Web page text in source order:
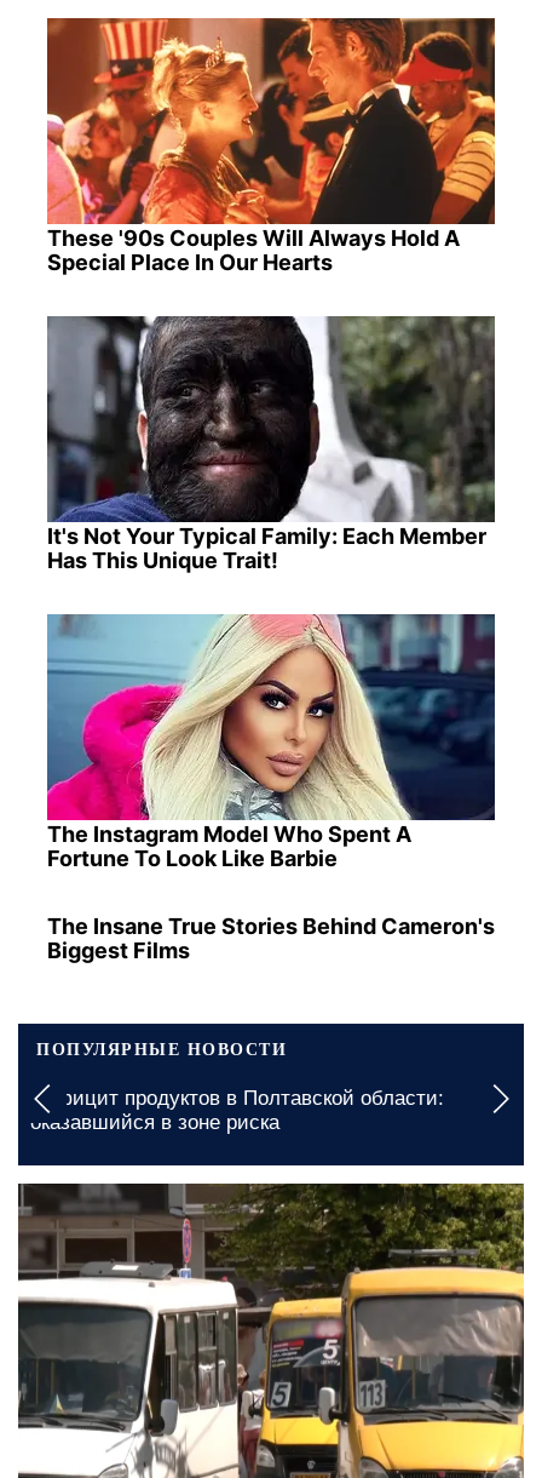
These '90s Couples Will Always Hold A
Special Place In Our Hearts
It's Not Your Typical Family: Each Member
Has This Unique Trait!
The Instagram Model Who Spent A
Fortune To Look Like Barbie
The Insane True Stories Behind Cameron's
Biggest Films
ПОПУЛЯРНЫЕ НОВОСТИ
Выключения будут длительными: какими будут
графики отключения света в Запорожье на 7
августа
сегодня, 23:00